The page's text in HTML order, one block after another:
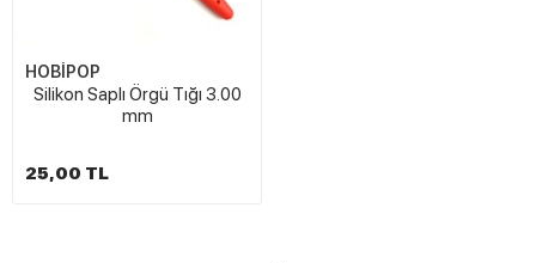
HOBİPOP
Silikon Saplı Örgü Tığı 3.00
mm
25,00 TL